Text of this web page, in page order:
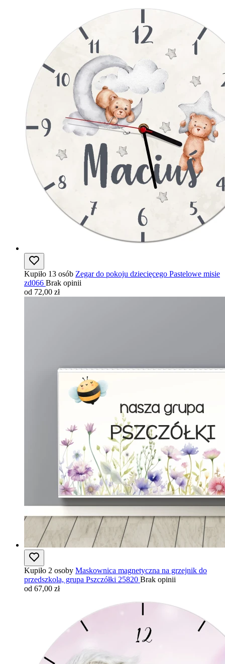
Kupiło 13 osób Zegar do pokoju dziecięcego Pastelowe misie
zd066 Brak opinii
od 72,00 zł
Kupiło 2 osoby Maskownica magnetyczna na grzejnik do
przedszkola, grupa Pszczółki 25820 Brak opinii
od 67,00 zł